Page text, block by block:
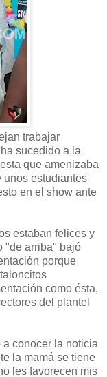
trabajar
sucedido a la
que amenizaba
unos estudiantes
en el show ante
estaban felices y
"de arriba" bajó
porque
como ésta,
del plantel
a conocer la noticia
la mamá se tiene
les favorecen mis